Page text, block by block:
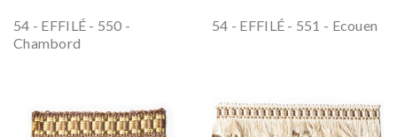
54 - EFFILÉ - 550 -
Chambord
54 - EFFILÉ - 551 - Ecouen